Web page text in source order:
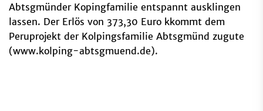
Abtsgmünder Kopingfamilie entspannt ausklingen
lassen. Der Erlös von 373,30 Euro kkommt dem
Peruprojekt der Kolpingsfamilie Abtsgmünd zugute
(www.kolping-abtsgmuend.de).